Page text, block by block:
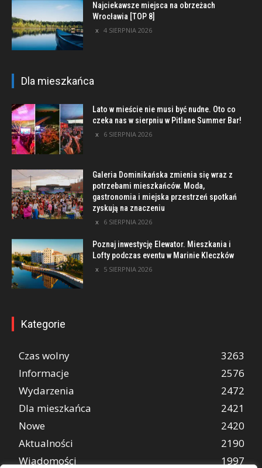
Najciekawsze miejsca na obrzeżach
Wrocławia [TOP 8]
4 SIERPNIA 2026
Dla mieszkańca
Lato w mieście nie musi być nudne. Oto co
czeka nas w sierpniu w Pitlane Summer Bar!
6 SIERPNIA 2026
Galeria Dominikańska zmienia się wraz z
potrzebami mieszkańców. Moda,
gastronomia i miejska przestrzeń spotkań
zyskują na znaczeniu
6 SIERPNIA 2026
Poznaj inwestycję Elewator. Mieszkania i
Lofty podczas eventu w Marinie Kleczków
5 SIERPNIA 2026
Kategorie
Czas wolny
3263
Informacje
2576
Wydarzenia
2472
Dla mieszkańca
2421
Nowe
2420
Aktualności
2190
Wiadomości
1997